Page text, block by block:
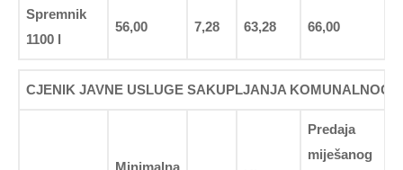
Spremnik
1100 l
56,00 7,28 63,28 66,00
CJENIK JAVNE USLUGE SAKUPLJANJA KOMUNALNOG
Minimalna
Predaja
miješanog